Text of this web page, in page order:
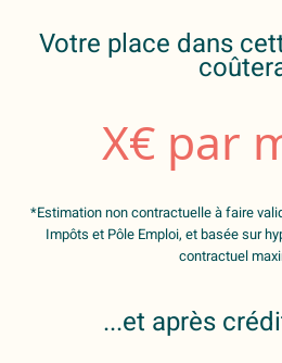
Votre place dans
X€ par
*Estimation non contractuelle à faire
Impôts et Pôle Emploi, et basée sur
contractuel
...et après